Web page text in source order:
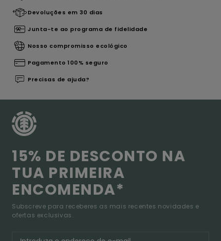
Devoluções em 30 dias
Junta-te ao programa de fidelidade
Nosso compromisso ecológico
Pagamento 100% seguro
Precisas de ajuda?
15% DE DESCONTO NA
TUA PRIMEIRA
ENCOMENDA*
Subscreve para receberes as mais recentes novidades e
ofertas exclusivas.